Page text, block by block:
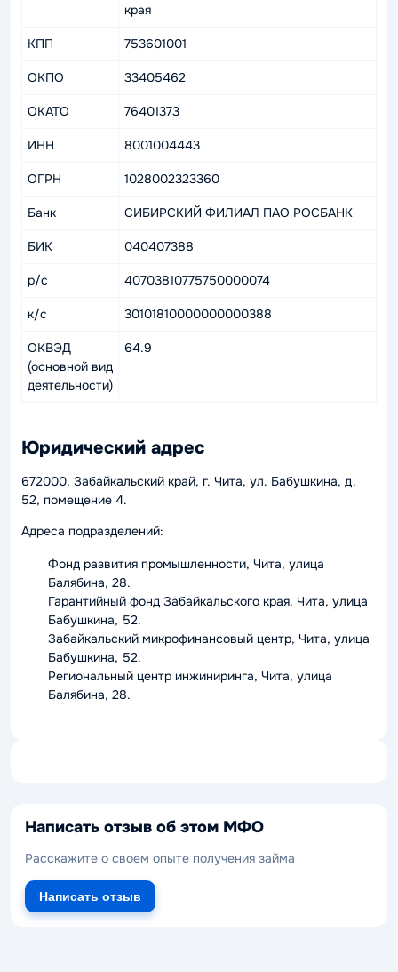
края
КПП 753601001
ОКПО 33405462
ОКАТО 76401373
ИНН 8001004443
ОГРН 1028002323360
Банк СИБИРСКИЙ ФИЛИАЛ ПАО РОСБАНК
БИК 040407388
р/c 40703810775750000074
к/с 30101810000000000388
ОКВЭД
(основной вид
деятельности)
64.9
Юридический адрес
672000, Забайкальский край, г. Чита, ул. Бабушкина, д.
52, помещение 4.
Адреса подразделений:
Фонд развития промышленности, Чита, улица
Балябина, 28.
Гарантийный фонд Забайкальского края, Чита, улица
Бабушкина, 52.
Забайкальский микрофинансовый центр, Чита, улица
Бабушкина, 52.
Региональный центр инжиниринга, Чита, улица
Балябина, 28.
Написать отзыв об этом МФО
Расскажите о своем опыте получения займа
Написать отзыв